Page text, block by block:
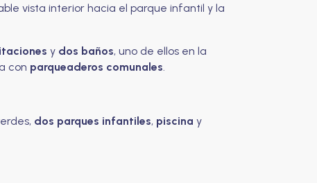
vista interior hacia el parque infantil y la
y dos baños, uno de ellos en la
con parqueaderos comunales
dos parques infantiles, piscina y